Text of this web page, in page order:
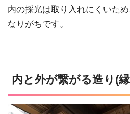
内の採光は取り入れにくいた
なりがちです。
内と外が繋がる造り(